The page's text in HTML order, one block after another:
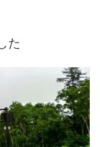
た